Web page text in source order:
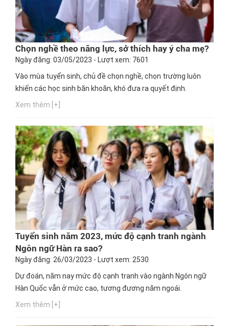
Chọn nghề theo năng lực, sở thích hay ý cha mẹ?
Ngày đăng: 03/05/2023 - Lượt xem: 7601
Vào mùa tuyển sinh, chủ đề chọn nghề, chọn trường luôn
khiến các học sinh băn khoăn, khó đưa ra quyết định.
Xem thêm [+]
Tuyển sinh năm 2023, mức độ cạnh tranh ngành
Ngôn ngữ Hàn ra sao?
Ngày đăng: 26/03/2023 - Lượt xem: 2530
Dự đoán, năm nay mức độ cạnh tranh vào ngành Ngôn ngữ
Hàn Quốc vẫn ở mức cao, tương đương năm ngoái.
Xem thêm [+]